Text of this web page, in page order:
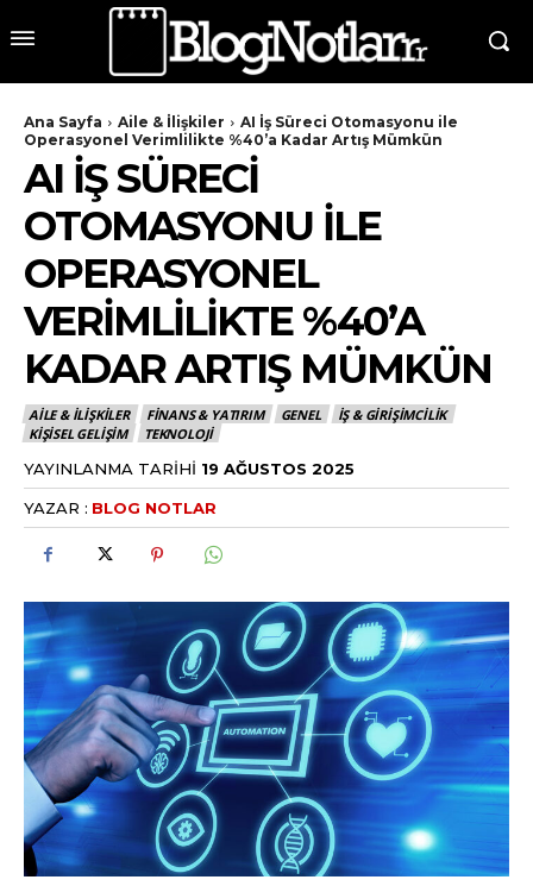
Ana Sayfa Aile & İlişkiler
AI İş Süreci Otomasyonu ile
Operasyonel Verimlilikte %40’a Kadar Artış Mümkün
AI İŞ SÜRECI
OTOMASYONU ILE
OPERASYONEL
VERIMLILIKTE %40’A
KADAR ARTIŞ MÜMKÜN
AILE & İLIŞKILER FINANS & YATIRIM GENEL
İŞ & GIRIŞIMCILIK
KIŞISEL GELIŞIM
TEKNOLOJI
YAYINLANMA TARIHI 19 AĞUSTOS 2025
YAZAR : BLOG NOTLAR